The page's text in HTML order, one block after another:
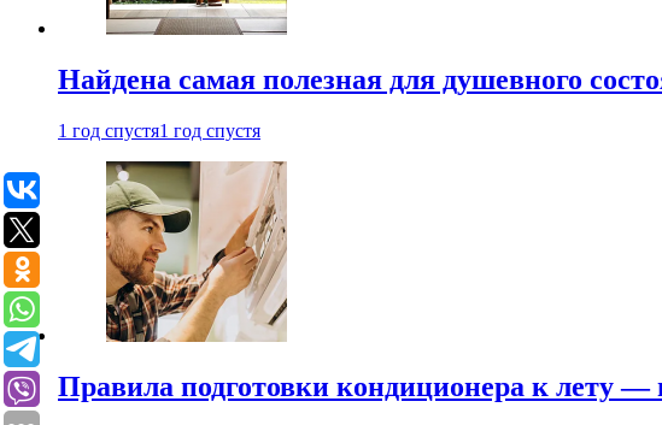
Найдена самая полезная для душевного
1 год спустя1 год спустя
Правила подготовки кондиционера к лету